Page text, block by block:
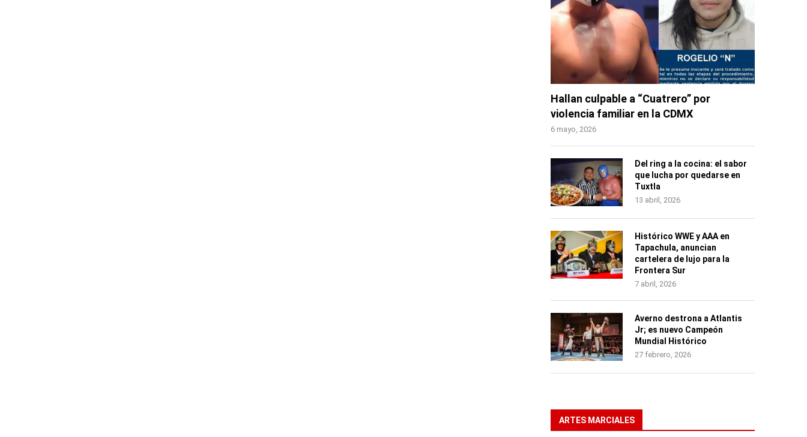
Hallan culpable a “Cuatrero” por
violencia familiar en la CDMX
6 mayo, 2026
Del ring a la cocina: el sabor
que lucha por quedarse en
Tuxtla
13 abril, 2026
Histórico WWE y AAA en
Tapachula, anuncian
cartelera de lujo para la
Frontera Sur
7 abril, 2026
Averno destrona a Atlantis
Jr; es nuevo Campeón
Mundial Histórico
27 febrero, 2026
ARTES MARCIALES